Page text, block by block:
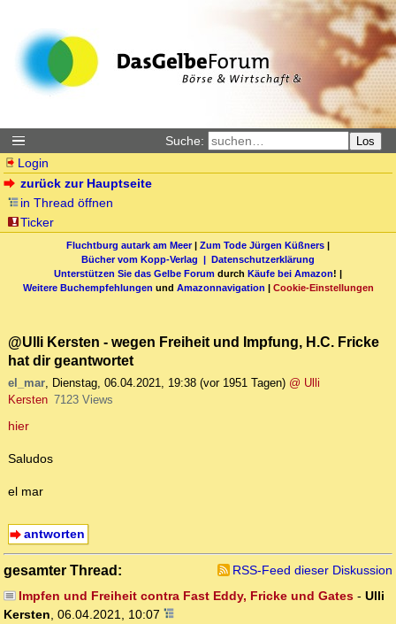
Suche: Los
Login
zurück zur Hauptseite
in Thread öffnen
Ticker
Fluchtburg autark am Meer| Zum Tode Jürgen Küßners |
Bücher vom Kopp-Verlag | Datenschutzerklärung
Unterstützen Sie das Gelbe Forum durch Käufe bei Amazon! |
Weitere Buchempfehlungen und Amazonnavigation | Cookie-Einstellungen
@Ulli Kersten - wegen Freiheit und Impfung, H.C. Fricke
hat dir geantwortet
el_mar, Dienstag, 06.04.2021, 19:38 (vor 1951 Tagen) @ Ulli
Kersten 7123 Views
hier
Saludos
el mar
antworten
gesamter Thread:
RSS-Feed dieser Diskussion
Impfen und Freiheit contra Fast Eddy, Fricke und Gates- Ulli
Kersten, 06.04.2021, 10:07